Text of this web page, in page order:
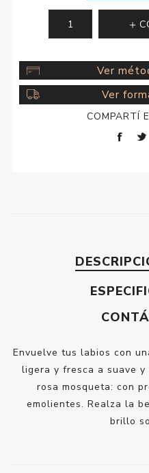
Ver
Ver
COMPARTÍ
Envuelve tus labios con
ligera y fresca a suave y
rosa mosqueta: con
emolientes. Realza la
brillo